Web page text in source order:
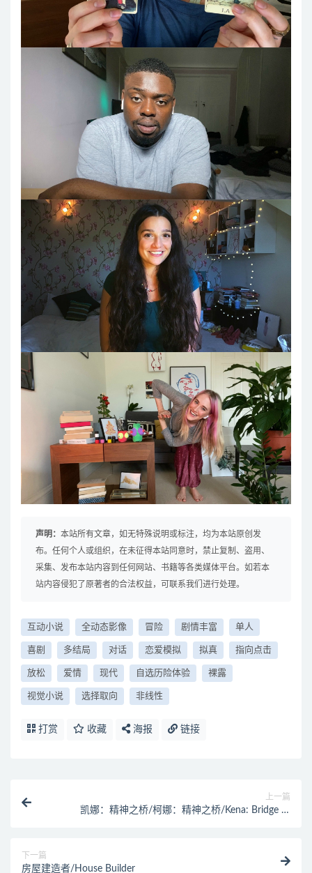
声明： 本站所有文章，如无特殊说明或标注，均为本站原创发
布。任何个人或组织，在未征得本站同意时，禁止复制、盗用、
采集、发布本站内容到任何网站、书籍等各类媒体平台。如若本
站内容侵犯了原著者的合法权益，可联系我们进行处理。
互动小说 全动态影像 冒险 剧情丰富 单人
喜剧 多结局 对话 恋爱模拟 拟真 指向点击
放松 爱情 现代 自选历险体验 裸露
视觉小说 选择取向 非线性
打赏 收藏 海报 链接
上一篇
凯娜：精神之桥/柯娜：精神之桥/Kena: Bridge of
下一篇
房屋建造者/House Builder